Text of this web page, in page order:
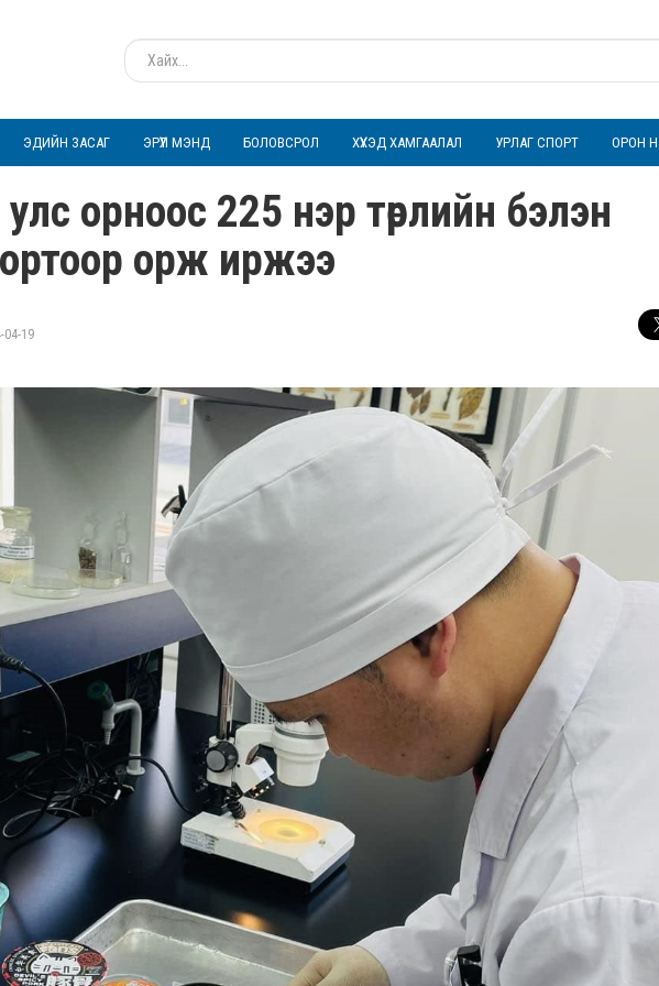
ЭДИЙН ЗАСАГ ЭРҮҮЛ МЭНД БОЛОВСРОЛ ХҮҮХЭД ХАМГААЛАЛ УРЛАГ СПОРТ ОРОН
орноос 225 нэр төрлийн бэлэн
орж иржээ
04-19